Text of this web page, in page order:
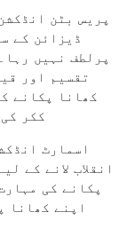
پریس بٹن
ڈیزائن کے
پرلطف نہیں
تقسیم اور
کھانا پکانے
ککر
اسمارٹ
انقلاب لانے کے
پکانے کی
اپنے کھانا